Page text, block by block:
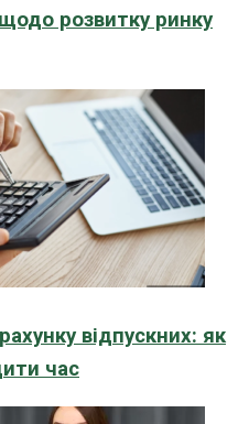
розвитку ринку
відпускних: як
час